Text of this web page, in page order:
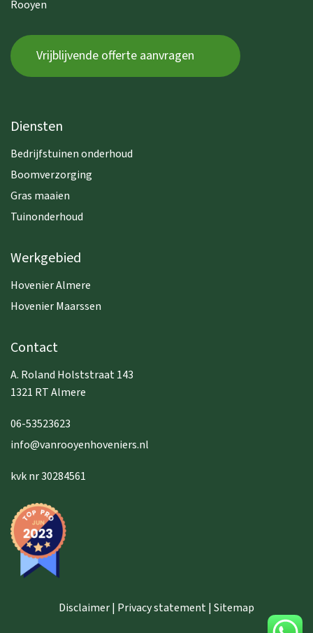
Rooyen
Vrijblijvende offerte aanvragen
Diensten
Bedrijfstuinen onderhoud
Boomverzorging
Gras maaien
Tuinonderhoud
Werkgebied
Hovenier Almere
Hovenier Maarssen
Contact
A. Roland Holststraat 143
1321 RT Almere
06-53523623
info@vanrooyenhoveniers.nl
kvk nr 30284561
Disclaimer | Privacy statement | Sitemap